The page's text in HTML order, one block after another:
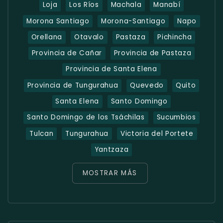
Loja Los Ríos Machala
Manabí
Morona Santiago
Morona-Santiago
Napo
Orellana
Otavalo Pastaza
Pichincha
Provincia de Cañar
Provincia de Pastaza
Provincia de Santa Elena
Provincia de Tungurahua
Quevedo
Quito
Santa Elena
Santo Domingo
Santo Domingo de los Tsáchilas
Sucumbios
Tulcan
Tungurahua
Victoria del Portete
Yantzaza
MOSTRAR MÁS